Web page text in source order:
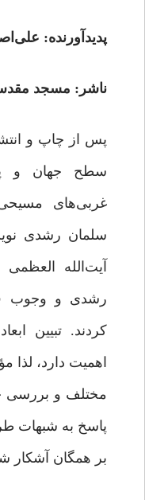
پدیدآورنده:
ناشر: مسجد
پس از چاپ و
سطح جهان و
غربى‌هاى
سلمان رشدى
آیت‏‌الله
رشدى و وجوب
کردند. تبیین
اهمیت دارد، لذا
مختلف و بررسى
پاسخ به شبهات
بر همگان آشکار